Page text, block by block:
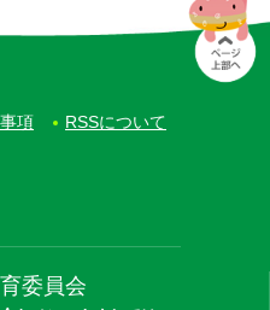
委員会
項 RSSについて